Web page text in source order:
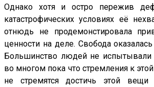
Однако хотя и остро пережив
катастрофических условиях её
отнюдь не продемонстировала
ценности на деле. Свобода
Большинство людей не
во многом пока что стремления к
не стремятся достичь этой